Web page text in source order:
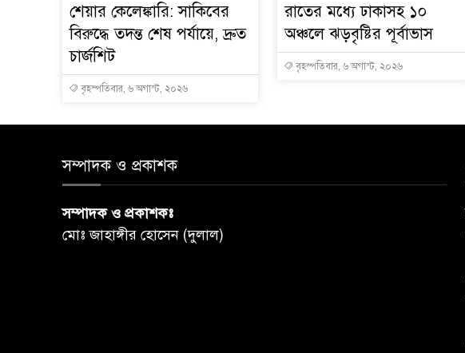
শেয়ার কেলেঙ্কারি: সাকিবের
বিরুদ্ধে তদন্ত শেষ পর্যায়ে, দ্রুত
চার্জশিট
বৃহস্পতিবার, ৬ অগাস্ট, ২০২৬
রাতের মধ্যে ঢাকাসহ ১০
অঞ্চলে ঝড়বৃষ্টির পূর্বাভাস
বৃহস্পতিবার, ৬ অগাস্ট, ২০২৬
সম্পাদক ও প্রকাশক
সম্পাদক ও প্রকাশকঃ
মোঃ জাহাঙ্গীর হোসেন (দুলাল)